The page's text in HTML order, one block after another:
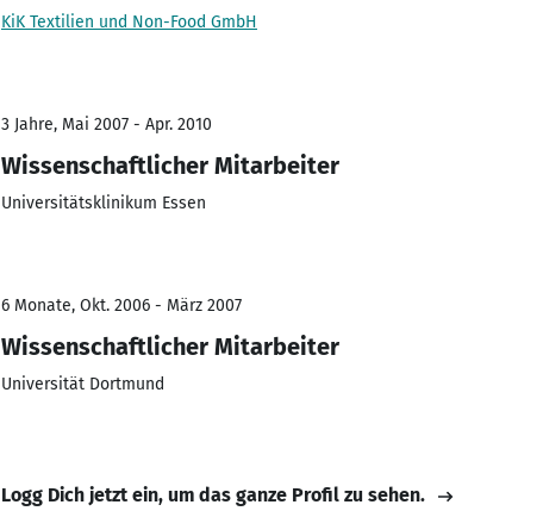
KiK Textilien und Non-Food GmbH
3 Jahre, Mai 2007 - Apr. 2010
Wissenschaftlicher Mitarbeiter
Universitätsklinikum Essen
6 Monate, Okt. 2006 - März 2007
Wissenschaftlicher Mitarbeiter
Universität Dortmund
Logg Dich jetzt ein, um das ganze Profil zu sehen.